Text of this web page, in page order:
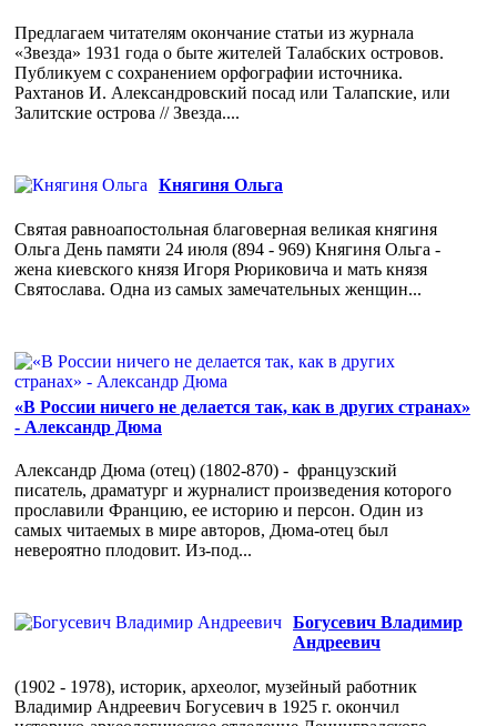
Предлагаем читателям окончание статьи из журнала
«Звезда» 1931 года о быте жителей Талабских островов.
Публикуем с сохранением орфографии источника.
Рахтанов И. Александровский посад или Талапские, или
Залитские острова // Звезда....
Княгиня Ольга
Святая равноапостольная благоверная великая княгиня
Ольга День памяти 24 июля (894 - 969) Княгиня Ольга -
жена киевского князя Игоря Рюриковича и мать князя
Святослава. Одна из самых замечательных женщин...
«В России ничего не делается так, как в других странах»
- Александр Дюма
Александр Дюма (отец) (1802-870) - французский
писатель, драматург и журналист произведения которого
прославили Францию, ее историю и персон. Один из
самых читаемых в мире авторов, Дюма-отец был
невероятно плодовит. Из-под...
Богусевич Владимир
Андреевич
(1902 - 1978), историк, археолог, музейный работник
Владимир Андреевич Богусевич в 1925 г. окончил